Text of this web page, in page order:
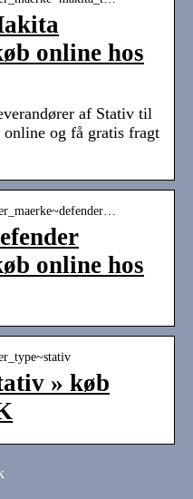
online hos
af Stativ til
og få gratis fragt
online hos
» køb